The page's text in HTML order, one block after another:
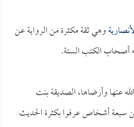
وهي ثقة مكثرة من الرواية عن
أصحاب الكتب الستة.
عنها وأرضاها، الصديقة بنت
سبعة أشخاص عرفوا بكثرة الحديث